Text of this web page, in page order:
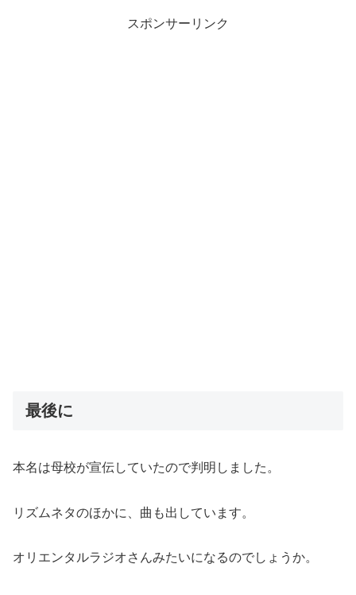
スポンサーリンク
最後に
本名は母校が宣伝していたので判明しました。
リズムネタのほかに、曲も出しています。
オリエンタルラジオさんみたいになるのでしょうか。